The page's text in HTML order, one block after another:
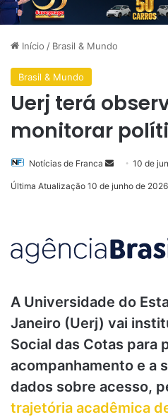
Início / Brasil & Mundo
Brasil & Mundo
Uerj terá
monitorar
Notícias de Franca
Mande10 de
Última Atualização 10 de junho de 2026
A Universidade do
Janeiro (Uerj) vai
Social das Cotas para
acompanhamento e a
dados sobre acesso,
trajetória acadêmica